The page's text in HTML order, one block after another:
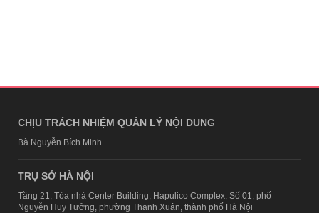
CHỊU TRÁCH NHIỆM QUẢN LÝ NỘI DUNG
Bà Nguyễn Bích Minh
TRỤ SỞ HÀ NỘI
Tầng 21, Tòa nhà Center Building, Hapulico Complex, Số 01, phố
Nguyễn Huy Tưởng, phường Thanh Xuân, thành phố Hà Nội